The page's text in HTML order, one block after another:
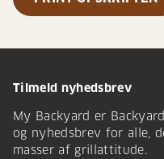
Tilmeld nyhedsbrev
My Backyard er
og nyhedsbrev for alle,
masser af grillattitude.